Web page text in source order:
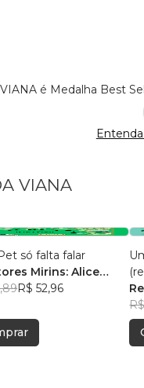
é Medalha Best
VIANA
só falta falar
Mirins: Alice
Rodrigues (06
(05 an0s); Júlia
Miranda Guiding (09
R$ 52,96